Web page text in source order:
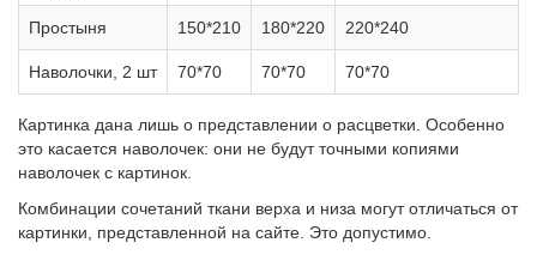
Простыня 150*210 180*220 220*240
Наволочки, 2 шт 70*70 70*70 70*70
Картинка дана лишь о представлении о расцветки. Особенно
это касается наволочек: они не будут точными копиями
наволочек с картинок.
Комбинации сочетаний ткани верха и низа могут отличаться от
картинки, представленной на сайте. Это допустимо.